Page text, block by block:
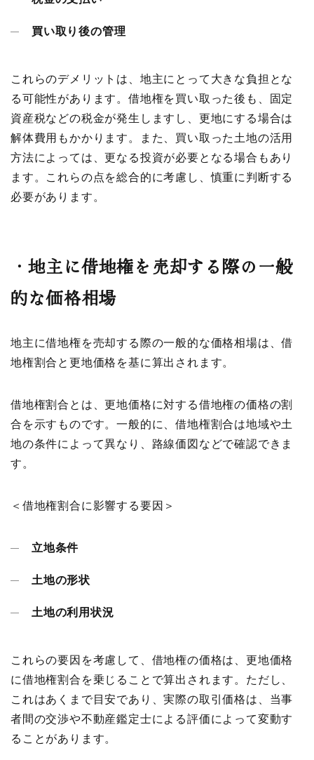
買い取り後の管理
これらのデメリットは、地主にとって大きな負担とな
る可能性があります。借地権を買い取った後も、固定
資産税などの税金が発生しますし、更地にする場合は
解体費用もかかります。また、買い取った土地の活用
方法によっては、更なる投資が必要となる場合もあり
ます。これらの点を総合的に考慮し、慎重に判断する
必要があります。
・地主に借地権を売却する際の一般
的な価格相場
地主に借地権を売却する際の一般的な価格相場は、借
地権割合と更地価格を基に算出されます。
借地権割合とは、更地価格に対する借地権の価格の割
合を示すものです。一般的に、借地権割合は地域や土
地の条件によって異なり、路線価図などで確認できま
す。
＜借地権割合に影響する要因＞
立地条件
土地の形状
土地の利用状況
これらの要因を考慮して、借地権の価格は、更地価格
に借地権割合を乗じることで算出されます。ただし、
これはあくまで目安であり、実際の取引価格は、当事
者間の交渉や不動産鑑定士による評価によって変動す
ることがあります。